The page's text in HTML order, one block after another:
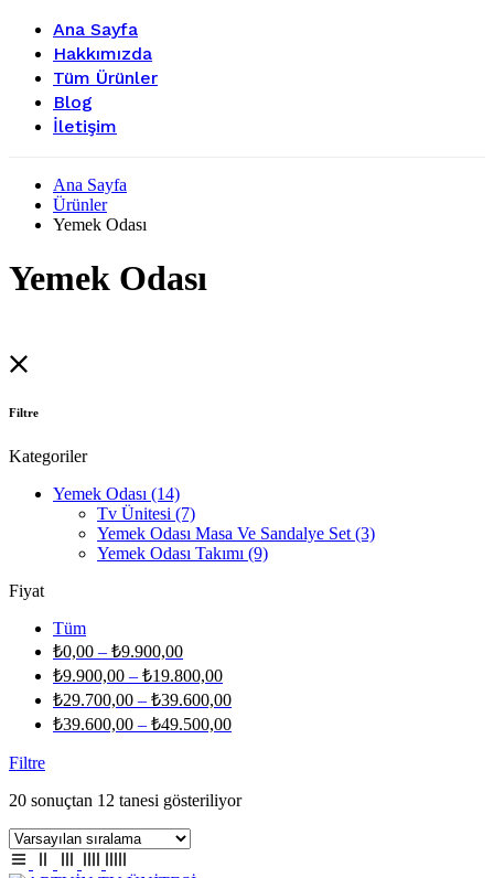
Ana Sayfa
Hakkımızda
Tüm Ürünler
Blog
İletişim
Ana Sayfa
Ürünler
Yemek Odası
Yemek Odası
Filtre
Kategoriler
Yemek Odası (14)
Tv Ünitesi (7)
Yemek Odası Masa Ve Sandalye Set (3)
Yemek Odası Takımı (9)
Fiyat
Tüm
₺0,00 – ₺9.900,00
₺9.900,00 – ₺19.800,00
₺29.700,00 – ₺39.600,00
₺39.600,00 – ₺49.500,00
Filtre
20 sonuçtan 12 tanesi gösteriliyor